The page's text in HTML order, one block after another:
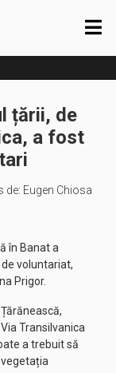
țării, de
a fost
de: Eugen Chiosa
în Banat a
voluntariat,
Prigor.
Transilvanica
a trebuit să